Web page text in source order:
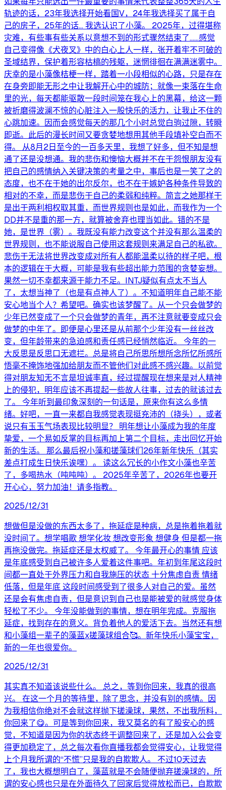
轨迹的话，23年我选择开始看国V，24年我选择买了属于自
己的房子，25年的话… 我选认识了小藻。 2025年，过得堪称
灾难，有些事有些关系以意想不到的形式骤然结束了……感觉
自己变得像《犬夜叉》中的白心上人一样，张开着牢不可破的
圣域结界，保护着形容枯槁的残躯，迷惘徘徊在满满迷雾中。
庆幸的是小藻像桔梗一样，踏着一小段相似的心路，只是存在
在身旁即能无形之中让我解开心中的城防；就像一束落在生命
里的光，每天都能驱散一段时间笼在我心上的黑幕，给这一颗
被折磨得波澜不惊的心脏注入一股快乐的活力，让我止不住的
心跳加速。因而会感觉每天的那几个小时总觉白驹过隙，转瞬
即逝。此后的漫长时间又要贪婪地想用其他手段填补空白而不
得。 从8月2日至今的一百多天里，我想了好多，但不知是想
通了还是没想通。我的悲伤和懊恼大概并不在于怨恨朋友没有
把自己的感情纳入关键决策的考量之中，事后也是一笑了之的
态度，也不在于她的出尔反尔，也不在于嫉妒各种条件导致的
相对的不幸，而是悲伤于自己的柔弱和纯粹。简言之她那样干
是出于两利相权取其重，而世界规则也是如此，而我作为一个
DD并不是重的那一方，就算被舍弃也理当如此。错的不是
她，是世界（雾）。我既没有能力改变这个并没有那么温柔的
世界规则，也不能说服自己使用这套规则来满足自己的私欲。
悲伤于无法将世界改变成对所有人都能温柔以待的样子吧，根
本的逻辑在于大概，可能是我有些超出能力范围的贪婪妄想。
果然一切不幸都来源于能力不足。INTJ疑似有点太不当人
了，太想当神了（也是有点神人了）。不知道明年自己能不能
安心地当个人？希望吧。确实也该梦醒了。从一个只会做梦的
少年已然变成了一个只会做梦的青年，再不注意就要变成只会
做梦的中年了。即便是心里还是从前那个少年没有一丝丝改
变，但年龄带来的急迫感和责任感已经悄然临近。 今年的一
大反思是反思口无遮拦。总是将自己所思所想所念所忆所感所
悟毫不掩饰地强加给朋友而不管他们对此感不感兴趣。以前觉
得对朋友知无不言是坦诚率直，经过提醒现在想来是对人精神
上的侵犯，明年应该不再提起一些故人往事，过去的就该过去
了。 今年听到最印象深刻的一句话是，原来你有这么多情
绪。好吧，一直一来都自我感觉表现挺充沛的（挠头），或者
说只有玉玉气场表现比较明显？ 明年想让小藻成为我的年度
挚爱，一个易如反掌的目标再加上第二个目标，走出回忆开始
新的生活。 那么最后祝小藻和搓藻球们26年新年快乐（其实
差点打成生日快乐诶嘿）。 读这么冗长的小作文小藻也辛苦
了，多喝热水（吨吨吨）。 2025年辛苦了，2026年也要开
开心心，努力加油！请多指教。
2025/12/31
想做但是没做的东西太多了，拖延症是种病，总是拖着拖着就
没时间了。想学唱歌 想学化妆 想改变形象 想健身 但是都一拖
再拖没做完。拖延症还是太权威了。 今年最开心的事情 应该
是年底感受到自己被许多人爱着这件事吧。年初到年尾这段时
间都一直处于外界压力和自我施压的状态 十分焦虑自责 情绪
低落，但是年底 这段时间感受到了很多人对自己的爱。虽然
还是会有焦虑自责，但是意识到自己也是能被爱的就感觉身体
轻松了不少。 今年没能做到的事情，想在明年完成。克服拖
延症，找到存在的意义。背负着他人的爱活下去。当然还有想
和小藻组一辈子的藻蓝x搓藻球组合🥰。新年快乐小藻宝宝，
新的一年也很爱你。
2025/12/31
其实真不知道该说些什么。 总之，等到你回来，我真的很高
兴。 在这一个月的等待里，除了思念，并没有别的感情。因
为我相信你绝对不会就这样抛下搓澡球，果然，不出我所料，
你回来了😋。可是等到你回来，我又莫名的有了股安心的感
觉，不知道是因为你的状态终于调整回来了，还是加入公会变
得更加稳定了，总之每次看你直播我都会觉得安心，让我觉得
上个月我所谓的“不慌”只是我的自欺欺人。 不过10天过去
了，我也大概想明白了，藻蓝就是不会随便抛弃搓澡球的，所
谓的安心感也只是在外面待久了回家后觉得放松而已，自欺欺